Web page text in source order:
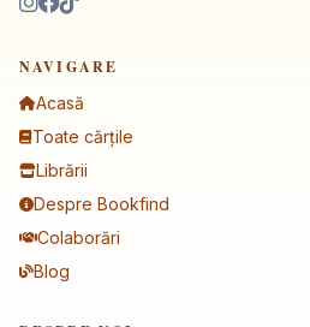
NAVIGARE
Acasă
Toate cărțile
Librării
Despre Bookfind
Colaborări
Blog